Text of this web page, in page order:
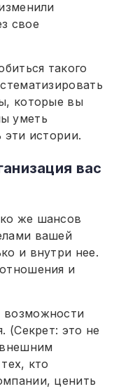
свое
такого
которые вы
уметь
эти истории.
вас
же шансов
вашей
и внутри нее.
и
возможности
(Секрет: это не
кто
ценить